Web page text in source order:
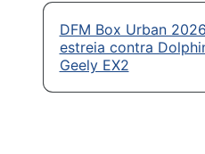
DFM Box Urban 2026
estreia contra
Geely EX2